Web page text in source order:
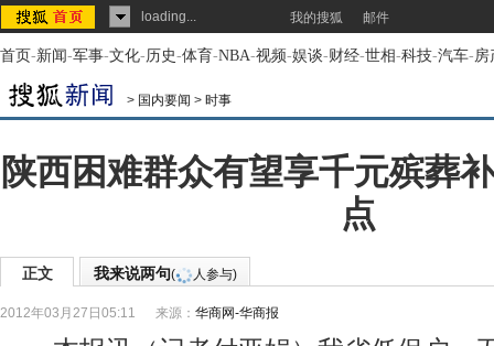
loading... 我的搜狐 邮件
首页-新闻-军事-文化-历史-体育-NBA-视频-娱谈-财经-世相-科技-汽车-房
> 国内要闻 > 时事
陕西困难群众有望享千元殡葬
点
正文 我来说两句( 人参与)
2012年03月27日05:11 来源： 华商网-华商报